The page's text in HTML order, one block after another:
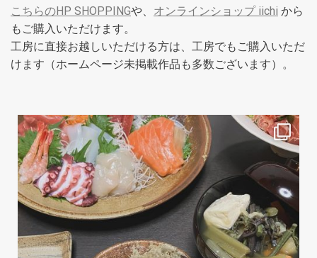
こちらのHP SHOPPINGや、 オンラインショップ iichi から
もご購入いただけます。
工房に直接お越しいただける方は、工房でもご購入いただ
けます（ホームページ未掲載作品も多数ございます）。